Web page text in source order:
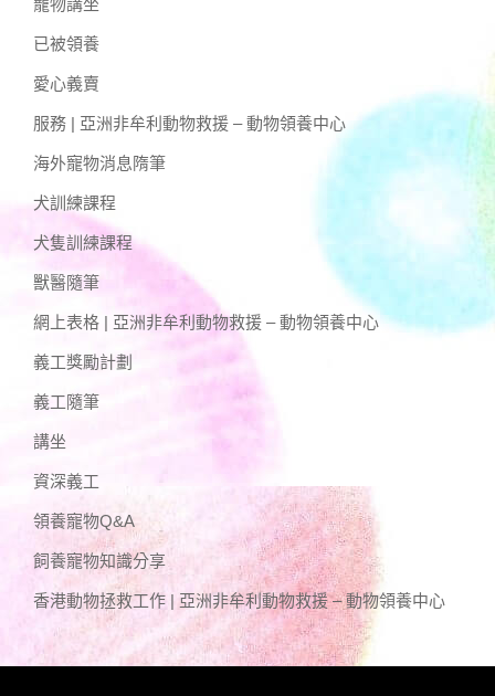
寵物講坐
已被領養
愛心義賣
服務 | 亞洲非牟利動物救援 – 動物領養中心
海外寵物消息隋筆
犬訓練課程
犬隻訓練課程
獸醫隨筆
網上表格 | 亞洲非牟利動物救援 – 動物領養中心
義工獎勵計劃
義工隨筆
講坐
資深義工
領養寵物Q&A
飼養寵物知識分享
香港動物拯救工作 | 亞洲非牟利動物救援 – 動物領養中心